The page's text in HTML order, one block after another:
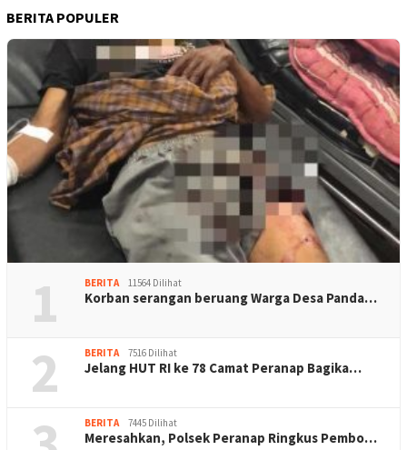
BERITA POPULER
1 BERITA 11564 Dilihat
Korban serangan beruang Warga Desa Panda…
2 BERITA 7516 Dilihat
Jelang HUT RI ke 78 Camat Peranap Bagika…
BERITA 7445 Dilihat
Meresahkan, Polsek Peranap Ringkus Pembo…